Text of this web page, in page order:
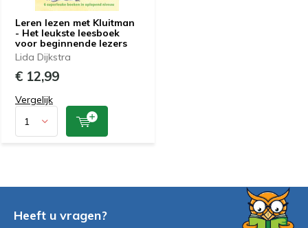
Leren lezen met Kluitman
- Het leukste leesboek
voor beginnende lezers
Lida Dijkstra
€ 12,99
Vergelijk
Heeft u vragen?